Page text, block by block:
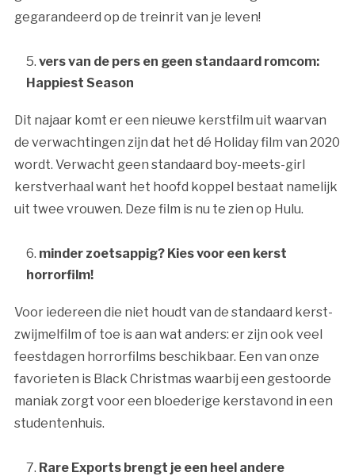
gegarandeerd op de treinrit van je leven!
vers van de pers en geen standaard romcom:
Happiest Season
Dit najaar komt er een nieuwe kerstfilm uit waarvan
de verwachtingen zijn dat het dé Holiday film van 2020
wordt. Verwacht geen standaard boy-meets-girl
kerstverhaal want het hoofd koppel bestaat namelijk
uit twee vrouwen. Deze film is nu te zien op Hulu.
minder zoetsappig? Kies voor een kerst
horrorfilm!
Voor iedereen die niet houdt van de standaard kerst-
zwijmelfilm of toe is aan wat anders: er zijn ook veel
feestdagen horrorfilms beschikbaar. Een van onze
favorieten is Black Christmas waarbij een gestoorde
maniak zorgt voor een bloederige kerstavond in een
studentenhuis.
Rare Exports brengt je een heel andere